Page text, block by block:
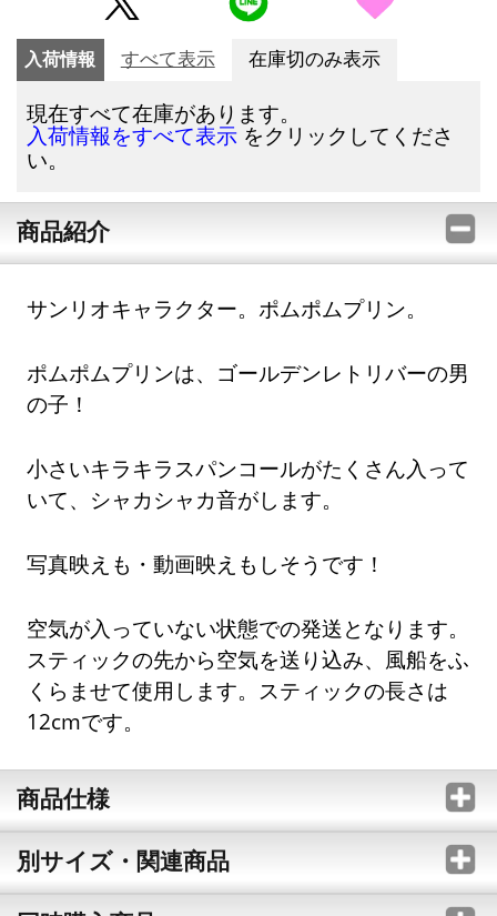
入荷情報 すべて表示 在庫切のみ表示
現在すべて在庫があります。
入荷情報をすべて表示 をクリックしてくださ
い。
商品紹介
サンリオキャラクター。ポムポムプリン。
ポムポムプリンは、ゴールデンレトリバーの男
の子！
小さいキラキラスパンコールがたくさん入って
いて、シャカシャカ音がします。
写真映えも・動画映えもしそうです！
空気が入っていない状態での発送となります。
スティックの先から空気を送り込み、風船をふ
くらませて使用します。スティックの長さは
12cmです。
商品仕様
別サイズ・関連商品